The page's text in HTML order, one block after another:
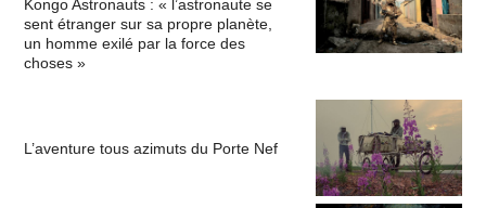
Kongo Astronauts : « l’astronaute se
sent étranger sur sa propre planète,
un homme exilé par la force des
choses »
L’aventure tous azimuts du Porte Nef